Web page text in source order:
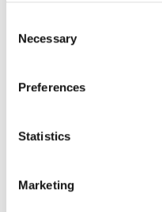
Selection
Necessary
Preferences
Statistics
Marketing